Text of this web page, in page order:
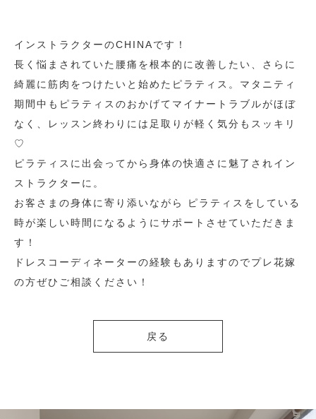
インストラクターのCHINAです！
長く悩まされていた腰痛を根本的に改善したい、さらに
綺麗に筋肉をつけたいと始めたピラティス。マタニティ
期間中もピラティスのおかげてマイナートラブルがほぼ
なく、レッスン終わりには足取りが軽く気分もスッキリ
♡
ピラティスに出会ってから身体の快適さに魅了されイン
ストラクターに。
お客さまの身体に寄り添いながら ピラティスをしている
時が楽しい時間になるようにサポートさせていただきま
す！
ドレスコーディネーターの経験もありますのでプレ花嫁
の方ぜひご相談ください！
戻る